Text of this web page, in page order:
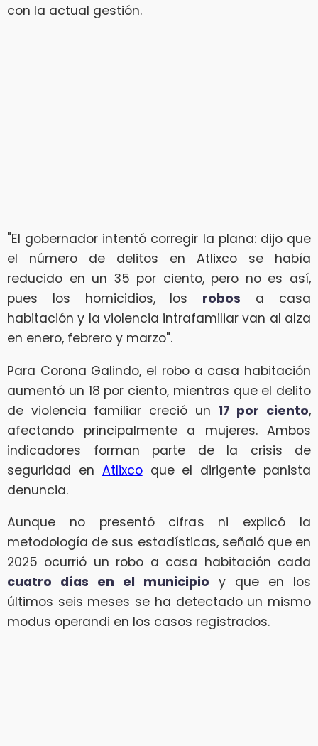
con la actual gestión.
"El gobernador intentó corregir la plana: dijo que
el número de delitos en Atlixco se había
reducido en un 35 por ciento, pero no es así,
pues los homicidios, los robos a casa
habitación y la violencia intrafamiliar van al alza
en enero, febrero y marzo".
Para Corona Galindo, el robo a casa habitación
aumentó un 18 por ciento, mientras que el delito
de violencia familiar creció un 17 por ciento,
afectando principalmente a mujeres. Ambos
indicadores forman parte de la crisis de
seguridad en Atlixcoque el dirigente panista
denuncia.
Aunque no presentó cifras ni explicó la
metodología de sus estadísticas, señaló que en
2025 ocurrió un robo a casa habitación cada
cuatro días en el municipio y que en los
últimos seis meses se ha detectado un mismo
modus operandi en los casos registrados.